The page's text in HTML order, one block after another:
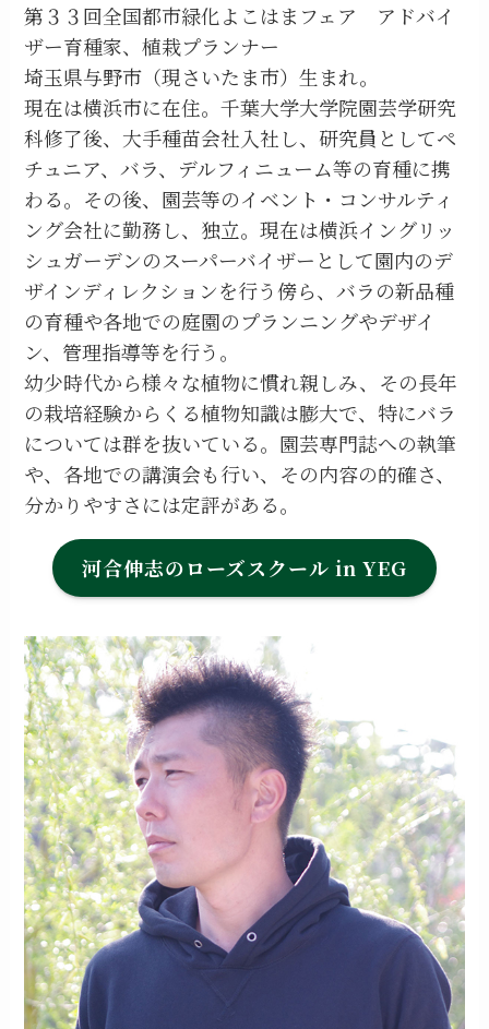
第３３回全国都市緑化よこはまフェア アドバイ
ザー育種家、植栽プランナー
埼玉県与野市（現さいたま市）生まれ。
現在は横浜市に在住。千葉大学大学院園芸学研究
科修了後、大手種苗会社入社し、研究員としてペ
チュニア、バラ、デルフィニューム等の育種に携
わる。その後、園芸等のイベント・コンサルティ
ング会社に勤務し、独立。現在は横浜イングリッ
シュガーデンのスーパーバイザーとして園内のデ
ザインディレクションを行う傍ら、バラの新品種
の育種や各地での庭園のプランニングやデザイ
ン、管理指導等を行う。
幼少時代から様々な植物に慣れ親しみ、その長年
の栽培経験からくる植物知識は膨大で、特にバラ
については群を抜いている。園芸専門誌への執筆
や、各地での講演会も行い、その内容の的確さ、
分かりやすさには定評がある。
河合伸志のローズスクール in YEG